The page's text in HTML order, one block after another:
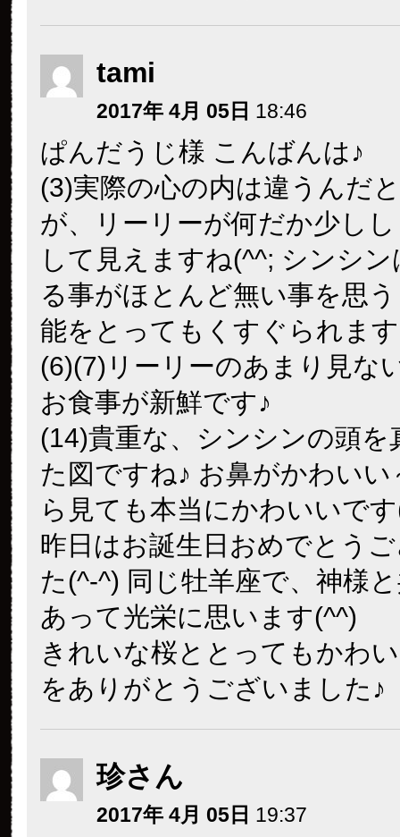
tami
2017年 4月 05日 18:46
ぱんだうじ様 こんばんは♪
(3)実際の心の内は違うんだ
が、リーリーが何だか少し
して見えますね(^^; シンシ
る事がほとんど無い事を思
能をとってもくすぐられま
(6)(7)リーリーのあまり見な
お食事が新鮮です♪
(14)貴重な、シンシンの頭を
た図ですね♪ お鼻がかわいい
ら見ても本当にかわいいで
昨日はお誕生日おめでとう
た(^-^) 同じ牡羊座で、神様
あって光栄に思います(^^)
きれいな桜ととってもかわ
をありがとうございました♪
珍さん
2017年 4月 05日 19:37